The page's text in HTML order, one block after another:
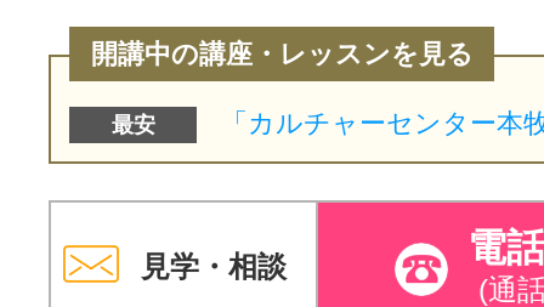
開講中の講座・レッスンを見る
最安
見学・相談 電
(通